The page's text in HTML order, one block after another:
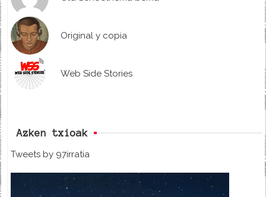
Original y copia
Web Side Stories
Azken txioak
Tweets by 97irratia